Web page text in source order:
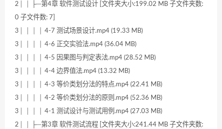
2│ │ ├─第4章 软件测试设计 [文件夹大小:199.02 MB 子文件夹数:
0 子文件数: 7]
3│ │ │ │ 4-7 测试场景设计.mp4 (19.33 MB)
3│ │ │ │ 4-6 正交实验法.mp4 (36.04 MB)
3│ │ │ │ 4-5 因果图与判定表法.mp4 (28.52 MB)
3│ │ │ │ 4-4 边界值法.mp4 (13.32 MB)
3│ │ │ │ 4-3 等价类划分法的特点.mp4 (22.41 MB)
3│ │ │ │ 4-2 等价类划分法的原则.mp4 (52.36 MB)
3│ │ │ │ 4-1 测试设计与测试用例.mp4 (27.03 MB)
2│ │ ├─第3章 软件测试流程 [文件夹大小:241.44 MB 子文件夹数: